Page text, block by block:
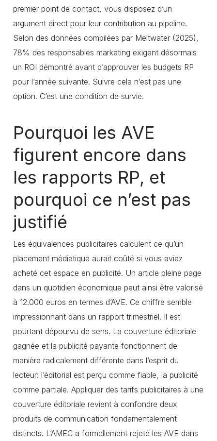
premier point de contact, vous disposez d’un
argument direct pour leur contribution au pipeline.
Selon des données compilées par Meltwater (2025),
78% des responsables marketing exigent désormais
un ROI démontré avant d’approuver les budgets RP
pour l’année suivante. Suivre cela n’est pas une
option. C’est une condition de survie.
Pourquoi les AVE
figurent encore dans
les rapports RP, et
pourquoi ce n’est pas
justifié
Les équivalences publicitaires calculent ce qu’un
placement médiatique aurait coûté si vous aviez
acheté cet espace en publicité. Un article pleine page
dans un quotidien économique peut ainsi être valorisé
à 12.000 euros en termes d’AVE. Ce chiffre semble
impressionnant dans un rapport trimestriel. Il est
pourtant dépourvu de sens. La couverture éditoriale
gagnée et la publicité payante fonctionnent de
manière radicalement différente dans l’esprit du
lecteur: l’éditorial est perçu comme fiable, la publicité
comme partiale. Appliquer des tarifs publicitaires à une
couverture éditoriale revient à confondre deux
produits de communication fondamentalement
distincts. L’AMEC a formellement rejeté les AVE dans